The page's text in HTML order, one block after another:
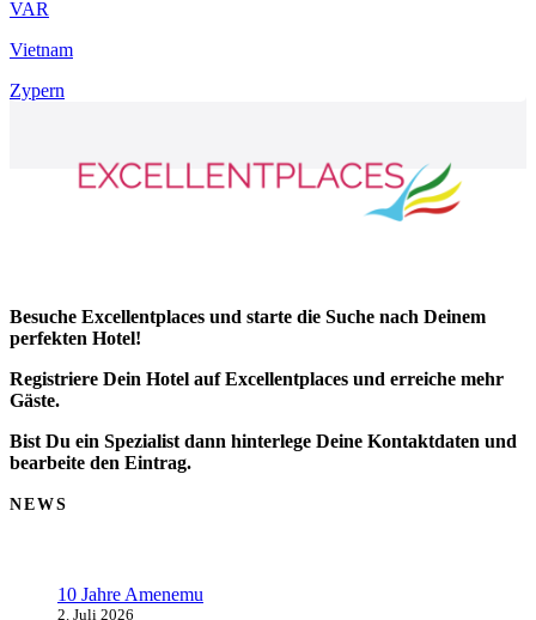
VAR
Vietnam
Zypern
Besuche Excellentplaces und starte die Suche nach Deinem
perfekten Hotel!
Registriere Dein Hotel auf Excellentplaces und erreiche mehr
Gäste.
Bist Du ein Spezialist dann hinterlege Deine Kontaktdaten und
bearbeite den Eintrag.
NEWS
10 Jahre Amenemu
2. Juli 2026